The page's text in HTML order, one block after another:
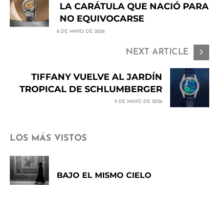
LA CARÁTULA QUE NACIÓ PARA
NO EQUIVOCARSE
8 DE MAYO DE 2026
NEXT ARTICLE
TIFFANY VUELVE AL JARDÍN
TROPICAL DE SCHLUMBERGER
9 DE MAYO DE 2026
LOS MÁS VISTOS
BAJO EL MISMO CIELO